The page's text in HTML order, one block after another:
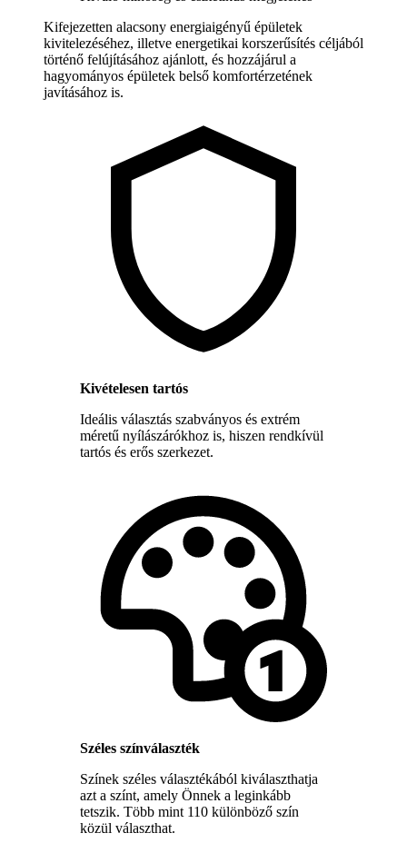
Kifejezetten alacsony energiaigényű épületek
kivitelezéséhez, illetve energetikai korszerűsítés céljából
történő felújításához ajánlott, és hozzájárul a
hagyományos épületek belső komfortérzetének
javításához is.
Kivételesen tartós
Ideális választás szabványos és extrém
méretű nyílászárókhoz is, hiszen rendkívül
tartós és erős szerkezet.
Széles színválaszték
Színek széles választékából kiválaszthatja
azt a színt, amely Önnek a leginkább
tetszik. Több mint 110 különböző szín
közül választhat.